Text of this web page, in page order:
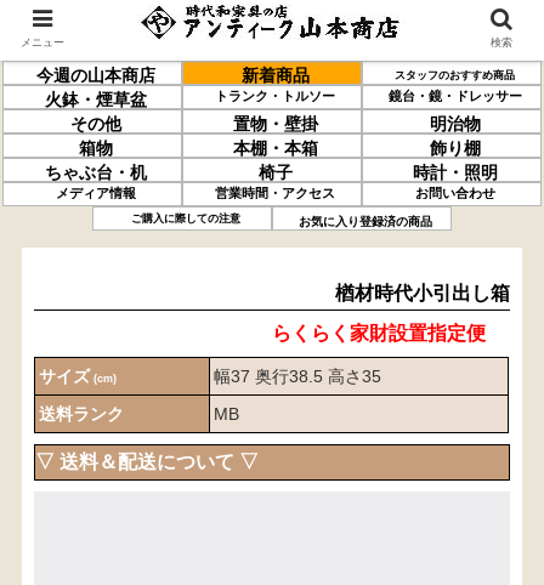
今週の山本商店 新着商品 スタッフのおすすめ商品
火鉢・煙草盆 トランク・トルソー 鏡台・鏡・ドレッサー
その他 置物・壁掛
明治物
箱物
本棚・本箱
飾り棚
ちゃぶ台・机
椅子 時計・照明
メディア情報 営業時間・アクセス お問い合わせ
ご購入に際しての注意 お気に入り登録済の商品
時代小引出し箱
楢材時代小引出し箱
らくらく家財設置指定便
サイズ (cm)
幅37 奥行38.5 高さ35
送料ランク
MB
▽ 送料＆配送について ▽
メニュー 検索